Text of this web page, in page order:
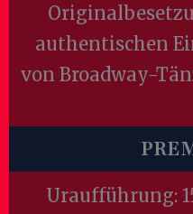
authentischen
von Broadway-
Uraufführung: